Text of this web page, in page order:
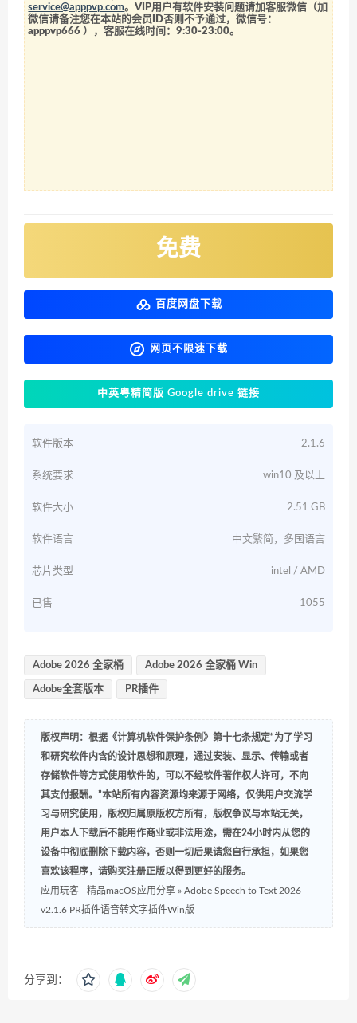
service@apppvp.com。VIP用户有软件安装问题请加客服微信（加
微信请备注您在本站的会员ID否则不予通过，微信号：
apppvp666 ），客服在线时间：9:30-23:00。
免费
百度网盘下载
网页不限速下载
中英粤精简版 Google drive 链接
软件版本 2.1.6
系统要求 win10 及以上
软件大小 2.51 GB
软件语言 中文繁简，多国语言
芯片类型 intel / AMD
已售 1055
Adobe 2026 全家桶 Adobe 2026 全家桶 Win
Adobe全套版本 PR插件
版权声明：根据《计算机软件保护条例》第十七条规定“为了学习
和研究软件内含的设计思想和原理，通过安装、显示、传输或者
存储软件等方式使用软件的，可以不经软件著作权人许可，不向
其支付报酬。”本站所有内容资源均来源于网络，仅供用户交流学
习与研究使用，版权归属原版权方所有，版权争议与本站无关，
用户本人下载后不能用作商业或非法用途，需在24小时内从您的
设备中彻底删除下载内容，否则一切后果请您自行承担，如果您
喜欢该程序，请购买注册正版以得到更好的服务。
应用玩客 - 精品macOS应用分享 » Adobe Speech to Text 2026
v2.1.6 PR插件语音转文字插件Win版
分享到：